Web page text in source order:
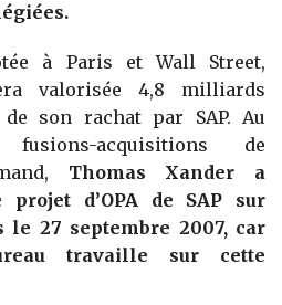
à Paris et Wall Street,
valorisée 4,8 milliards
de son rachat par SAP. Au
acquisitions de
Thomas Xander a
projet d’OPA de SAP sur
le 27 septembre 2007, car
travaille sur cette